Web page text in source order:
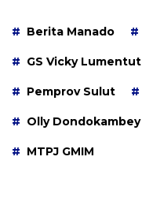
Berita Manado
GS Vicky Lumentut
Pemprov Sulut
Olly Dondokambey
MTPJ GMIM